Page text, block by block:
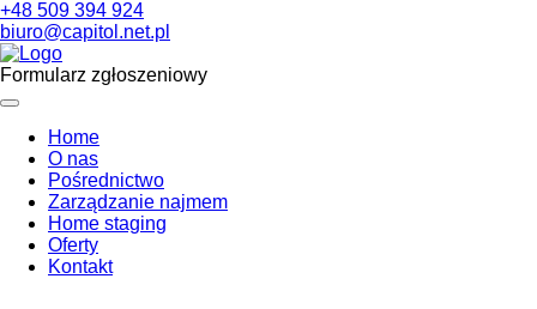
+48 509 394 924
biuro@capitol.net.pl
Formularz zgłoszeniowy
Home
O nas
Pośrednictwo
Zarządzanie najmem
Home staging
Oferty
Kontakt